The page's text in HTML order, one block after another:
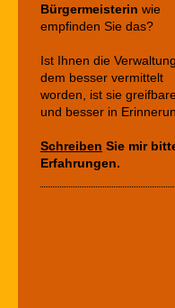
Bürgermeisterin wie
empfinden Sie das?
Ist Ihnen die
dem besser vermittelt
worden, ist sie
und besser in
Schreiben Sie mir
Erfahrungen.